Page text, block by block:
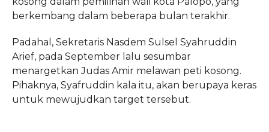
berkembang dalam beberapa bulan terakhir.
Padahal, Sekretaris Nasdem Sulsel Syahruddin
Arief, pada September lalu sesumbar
menargetkan Judas Amir melawan peti kosong.
Pihaknya, Syafruddin kala itu, akan berupaya keras
untuk mewujudkan target tersebut.